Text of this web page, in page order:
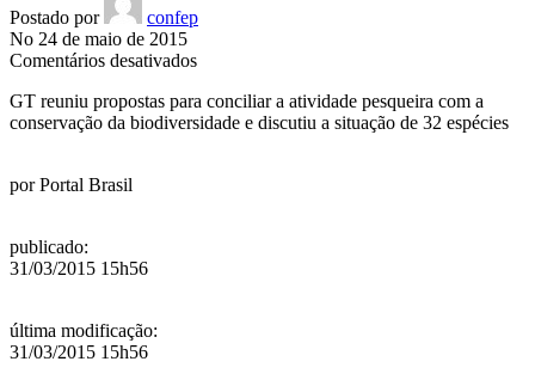
Postado por
confep
No 24 de maio de 2015
Comentários desativadosem
discute
captura
GT reuniu propostas para conciliar a atividade pesqueira com a
conservação da biodiversidade e discutiu a situação de 32 espécies
porPortal Brasil
publicado:
31/03/2015 15h56
última modificação:
31/03/2015 15h56